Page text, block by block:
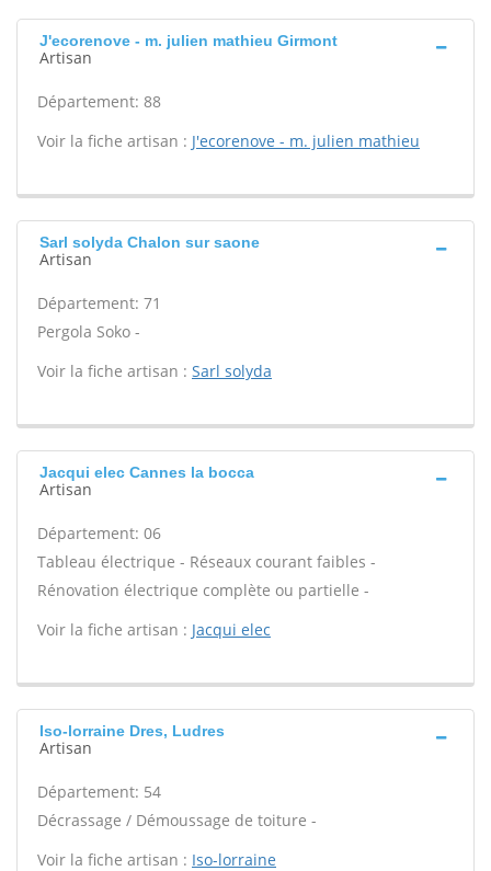
J'ecorenove - m. julien mathieu Girmont
Artisan
Département: 88
Voir la fiche artisan : J'ecorenove - m. julien mathieu
Sarl solyda Chalon sur saone
Artisan
Département: 71
Pergola Soko -
Voir la fiche artisan : Sarl solyda
Jacqui elec Cannes la bocca
Artisan
Département: 06
Tableau électrique - Réseaux courant faibles -
Rénovation électrique complète ou partielle -
Voir la fiche artisan : Jacqui elec
Iso-lorraine Dres, Ludres
Artisan
Département: 54
Décrassage / Démoussage de toiture -
Voir la fiche artisan : Iso-lorraine